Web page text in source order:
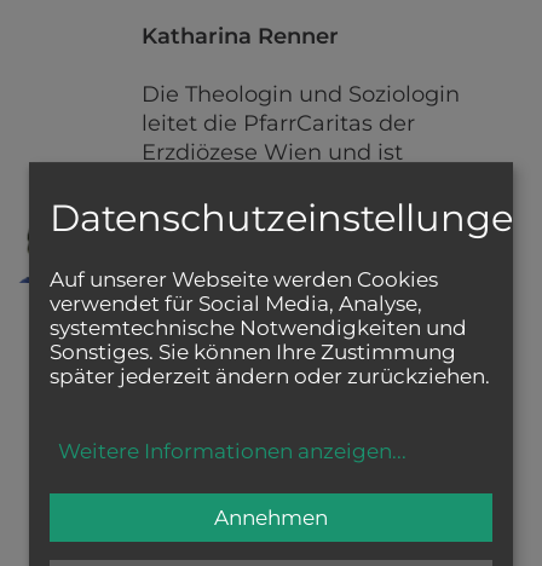
Katharina Renner
Die Theologin und Soziologin
leitet die PfarrCaritas der
Erzdiözese Wien und ist
Aktion Österreich. Christsein
bedeutet für sie „sich gegen
Unrechtsstrukturen zu wenden,
sich um die Mitwelt zu
kümmern, den Menschen
zugewandt sein - sich für ein
gutes Leben aller zu engagieren“
Größerem getragen zu sein“.
Datenschutzeinstellungen
Auf unserer Webseite werden Cookies
verwendet für Social Media, Analyse,
systemtechnische Notwendigkeiten und
Sonstiges. Sie können Ihre Zustimmung
später jederzeit ändern oder zurückziehen.
Weitere Informationen anzeigen...
Annehmen